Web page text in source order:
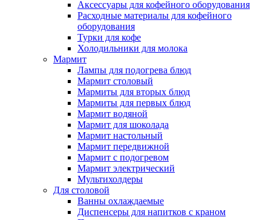
Аксессуары для кофейного оборудования
Расходные материалы для кофейного
оборудования
Турки для кофе
Холодильники для молока
Мармит
Лампы для подогрева блюд
Мармит столовый
Мармиты для вторых блюд
Мармиты для первых блюд
Мармит водяной
Мармит для шоколада
Мармит настольный
Мармит передвижной
Мармит с подогревом
Мармит электрический
Мультихолдеры
Для столовой
Ванны охлаждаемые
Диспенсеры для напитков с краном